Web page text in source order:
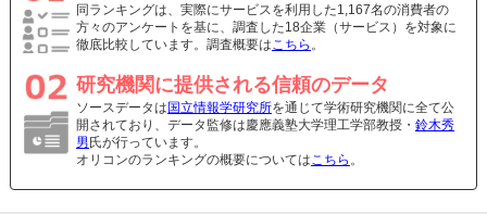
同ランキングは、実際にサービスを利用した1,167名の消費者の
方々のアンケートを基に、調査した18企業（サービス）を対象に
徹底比較しています。調査概要はこちら 。
研究機関に提供される信頼のデータ
ソースデータは 国立情報学研究所を通じて学術研究機関に全て公
開されており、データ監修は慶應義塾大学理工学部教授・ 鈴木秀
男 氏が行っています。
オリコンのランキングの概要についてはこちら 。